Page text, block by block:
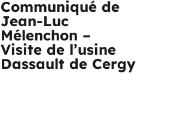
Communiqué de
Jean-Luc
Mélenchon –
Visite de l’usine
Dassault de Cergy